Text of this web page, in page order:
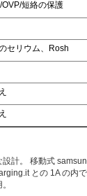
OVP/短絡の保護
セリウム、Rosh
計。 移動式
との 1A の内